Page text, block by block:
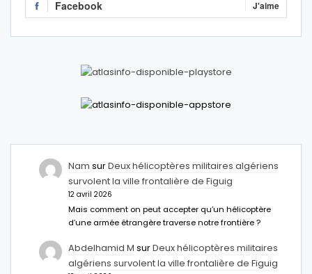
Facebook J'aime
Nam surDeux hélicoptères militaires algériens
survolent la ville frontalière de Figuig
12 avril 2026
Mais comment on peut accepter qu’un hélicoptère
d’une armée étrangère traverse notre frontière ?
Abdelhamid M surDeux hélicoptères militaires
algériens survolent la ville frontalière de Figuig